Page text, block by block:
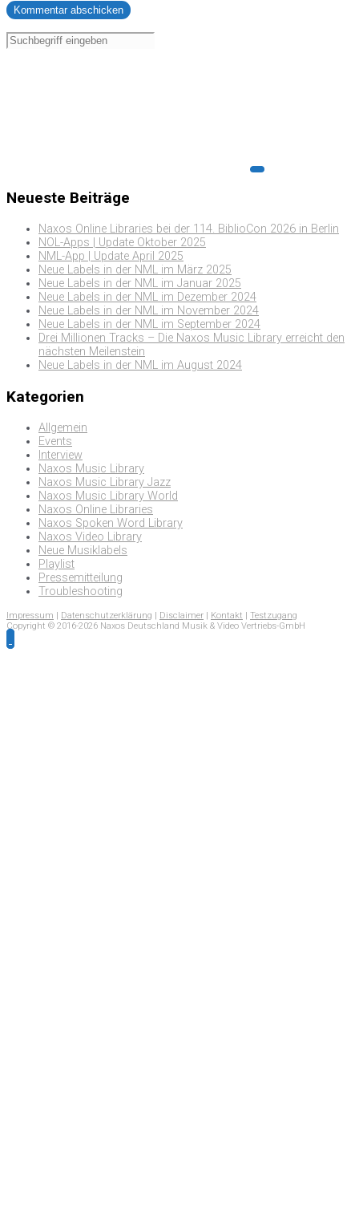
Neueste Beiträge
Naxos Online Libraries bei der 114. BiblioCon 2026 in Berlin
NOL-Apps | Update Oktober 2025
NML-App | Update April 2025
Neue Labels in der NML im März 2025
Neue Labels in der NML im Januar 2025
Neue Labels in der NML im Dezember 2024
Neue Labels in der NML im November 2024
Neue Labels in der NML im September 2024
Drei Millionen Tracks – Die Naxos Music Library erreicht den
nächsten Meilenstein
Neue Labels in der NML im August 2024
Kategorien
Allgemein
Events
Interview
Naxos Music Library
Naxos Music Library Jazz
Naxos Music Library World
Naxos Online Libraries
Naxos Spoken Word Library
Naxos Video Library
Neue Musiklabels
Playlist
Pressemitteilung
Troubleshooting
Impressum | Datenschutzerklärung | Disclaimer | Kontakt | Testzugang
Copyright © 2016-2026 Naxos Deutschland Musik & Video Vertriebs-GmbH